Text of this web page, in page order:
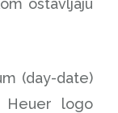
ostavljaju
(day-date)
Heuer logo